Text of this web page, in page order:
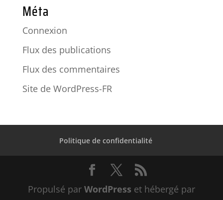
Méta
Connexion
Flux des publications
Flux des commentaires
Site de WordPress-FR
Politique de confidentialité
Propulsé par WordPress et hébergé par